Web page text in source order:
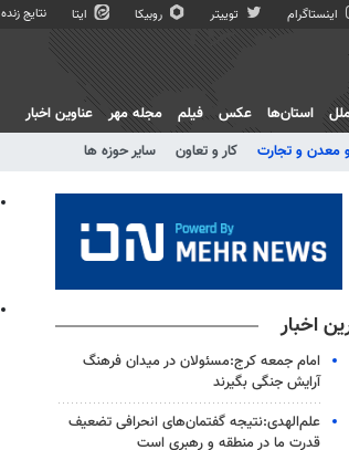
اینستاگرام توییتر روبیکا ایتا نتایج زنده
و تجارت کار و تعاون سایر حوزه ها
استان‌ها عکس فیلم مجله مهر عناوین اخبار
اخبار
امام جمعه کرج:مسئولان در میدان فرهنگ
آرایش جنگی بگیرند
علم‌الهدی:نتیجه گفتمان‌های انحرافی تضعیف
قدرت ما در منطقه و رهبری است